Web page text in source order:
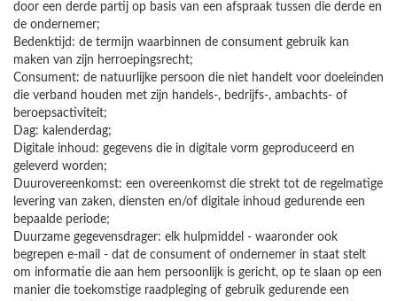
door een derde partij op basis van een afspraak tussen die derde en
de ondernemer;
Bedenktijd: de termijn waarbinnen de consument gebruik kan
maken van zijn herroepingsrecht;
Consument: de natuurlijke persoon die niet handelt voor doeleinden
die verband houden met zijn handels-, bedrijfs-, ambachts- of
beroepsactiviteit;
Dag: kalenderdag;
Digitale inhoud: gegevens die in digitale vorm geproduceerd en
geleverd worden;
Duurovereenkomst: een overeenkomst die strekt tot de regelmatige
levering van zaken, diensten en/of digitale inhoud gedurende een
bepaalde periode;
Duurzame gegevensdrager: elk hulpmiddel - waaronder ook
begrepen e-mail - dat de consument of ondernemer in staat stelt
om informatie die aan hem persoonlijk is gericht, op te slaan op een
manier die toekomstige raadpleging of gebruik gedurende een